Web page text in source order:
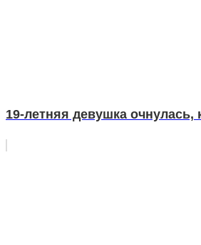
19-летняя девушка очнулась,